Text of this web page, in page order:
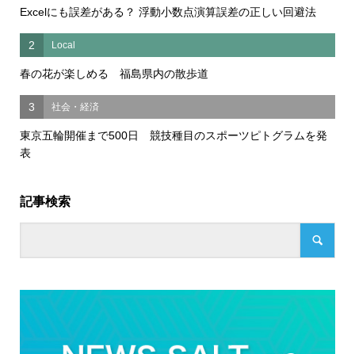
Excelにも誤差がある？ 浮動小数点演算誤差の正しい回避法
2 Local
春の花が楽しめる 福島県内の散歩道
3 社会・経済
東京五輪開催まで500日 競技種目のスポーツピトグラムを発
表
記事検索